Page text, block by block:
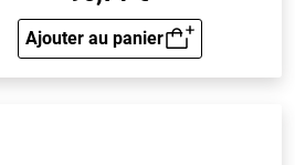
Ajouter au panier
Aperçu rapide